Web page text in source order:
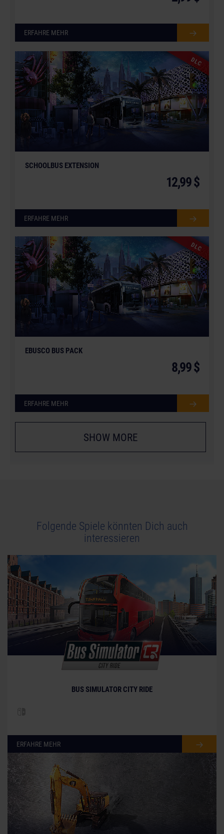
ERFAHRE MEHR
DLC
SCHOOLBUS EXTENSION
12,99 $
ERFAHRE MEHR
DLC
EBUSCO BUS PACK
8,99 $
ERFAHRE MEHR
SHOW MORE
Folgende Spiele könnten Dich auch
interessieren
BUS SIMULATOR CITY RIDE
ERFAHRE MEHR